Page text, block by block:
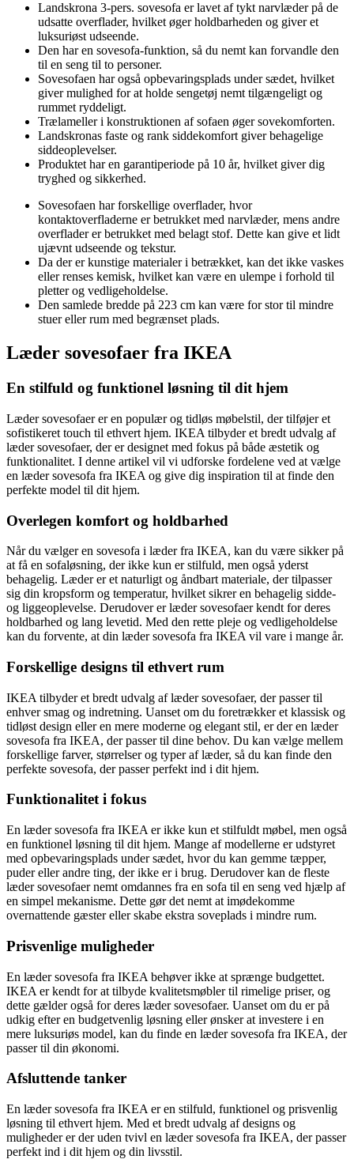
Landskrona 3-pers. sovesofa er lavet af tykt narvlæder på de
udsatte overflader, hvilket øger holdbarheden og giver et
luksuriøst udseende.
Den har en sovesofa-funktion, så du nemt kan forvandle den
til en seng til to personer.
Sovesofaen har også opbevaringsplads under sædet, hvilket
giver mulighed for at holde sengetøj nemt tilgængeligt og
rummet ryddeligt.
Trælameller i konstruktionen af ​​sofaen øger sovekomforten.
Landskronas faste og rank siddekomfort giver behagelige
siddeoplevelser.
Produktet har en garantiperiode på 10 år, hvilket giver dig
tryghed og sikkerhed.
Sovesofaen har forskellige overflader, hvor
kontaktoverfladerne er betrukket med narvlæder, mens andre
overflader er betrukket med belagt stof. Dette kan give et lidt
ujævnt udseende og tekstur.
Da der er kunstige materialer i betrækket, kan det ikke vaskes
eller renses kemisk, hvilket kan være en ulempe i forhold til
pletter og vedligeholdelse.
Den samlede bredde på 223 cm kan være for stor til mindre
stuer eller rum med begrænset plads.
Læder sovesofaer fra IKEA
En stilfuld og funktionel løsning til dit hjem
Læder sovesofaer er en populær og tidløs møbelstil, der tilføjer et
sofistikeret touch til ethvert hjem. IKEA tilbyder et bredt udvalg af
læder sovesofaer, der er designet med fokus på både æstetik og
funktionalitet. I denne artikel vil vi udforske fordelene ved at vælge
en læder sovesofa fra IKEA og give dig inspiration til at finde den
perfekte model til dit hjem.
Overlegen komfort og holdbarhed
Når du vælger en sovesofa i læder fra IKEA, kan du være sikker på
at få en sofaløsning, der ikke kun er stilfuld, men også yderst
behagelig. Læder er et naturligt og åndbart materiale, der tilpasser
sig din kropsform og temperatur, hvilket sikrer en behagelig sidde-
og liggeoplevelse. Derudover er læder sovesofaer kendt for deres
holdbarhed og lang levetid. Med den rette pleje og vedligeholdelse
kan du forvente, at din læder sovesofa fra IKEA vil vare i mange år.
Forskellige designs til ethvert rum
IKEA tilbyder et bredt udvalg af læder sovesofaer, der passer til
enhver smag og indretning. Uanset om du foretrækker et klassisk og
tidløst design eller en mere moderne og elegant stil, er der en læder
sovesofa fra IKEA, der passer til dine behov. Du kan vælge mellem
forskellige farver, størrelser og typer af læder, så du kan finde den
perfekte sovesofa, der passer perfekt ind i dit hjem.
Funktionalitet i fokus
En læder sovesofa fra IKEA er ikke kun et stilfuldt møbel, men også
en funktionel løsning til dit hjem. Mange af modellerne er udstyret
med opbevaringsplads under sædet, hvor du kan gemme tæpper,
puder eller andre ting, der ikke er i brug. Derudover kan de fleste
læder sovesofaer nemt omdannes fra en sofa til en seng ved hjælp af
en simpel mekanisme. Dette gør det nemt at imødekomme
overnattende gæster eller skabe ekstra soveplads i mindre rum.
Prisvenlige muligheder
En læder sovesofa fra IKEA behøver ikke at sprænge budgettet.
IKEA er kendt for at tilbyde kvalitetsmøbler til rimelige priser, og
dette gælder også for deres læder sovesofaer. Uanset om du er på
udkig efter en budgetvenlig løsning eller ønsker at investere i en
mere luksuriøs model, kan du finde en læder sovesofa fra IKEA, der
passer til din økonomi.
Afsluttende tanker
En læder sovesofa fra IKEA er en stilfuld, funktionel og prisvenlig
løsning til ethvert hjem. Med et bredt udvalg af designs og
muligheder er der uden tvivl en læder sovesofa fra IKEA, der passer
perfekt ind i dit hjem og din livsstil.